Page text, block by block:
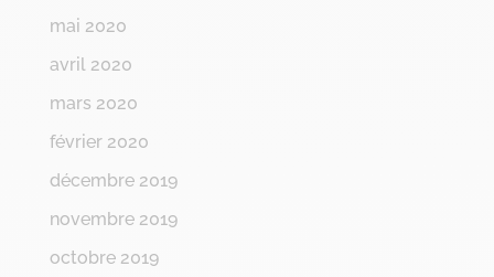
mai 2020
avril 2020
mars 2020
février 2020
décembre 2019
novembre 2019
octobre 2019